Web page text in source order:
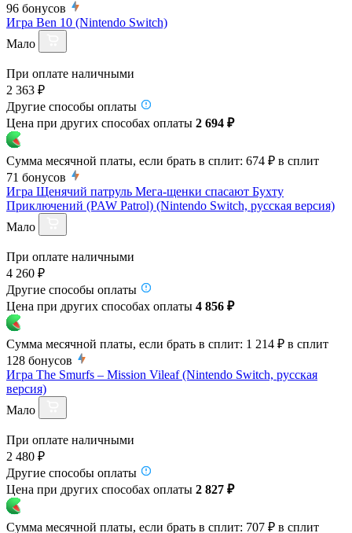
96 бонусов
Игра Ben 10 (Nintendo Switch)
Мало
При оплате наличными
2 363 ₽
Другие способы оплаты
Цена при других способах оплаты 2 694 ₽
Сумма месячной платы, если брать в сплит: 674 ₽ в сплит
71 бонусов
Игра Щенячий патруль Мега-щенки спасают Бухту
Приключений (PAW Patrol) (Nintendo Switch, русская версия)
Мало
При оплате наличными
4 260 ₽
Другие способы оплаты
Цена при других способах оплаты 4 856 ₽
Сумма месячной платы, если брать в сплит: 1 214 ₽ в сплит
128 бонусов
Игра The Smurfs – Mission Vileaf (Nintendo Switch, русская
версия)
Мало
При оплате наличными
2 480 ₽
Другие способы оплаты
Цена при других способах оплаты 2 827 ₽
Сумма месячной платы, если брать в сплит: 707 ₽ в сплит